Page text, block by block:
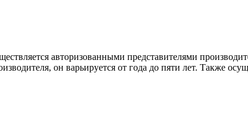
авторизованными представителями
он варьируется от года до пяти лет. Также